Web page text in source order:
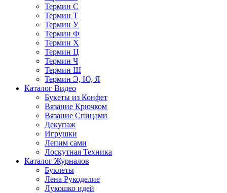
Термин С
Термин Т
Термин У
Термин Ф
Термин Х
Термин Ц
Термин Ч
Термин Ш
Термин Э, Ю, Я
Каталог Видео
Букеты из Конфет
Вязание Крючком
Вязание Спицами
Декупаж
Игрушки
Лепим сами
Лоскутная Техника
Каталог Журналов
Буклеты
Лена Рукоделие
Лукошко идей